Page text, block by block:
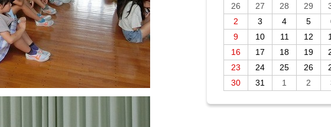
26
27 28 29
2
3 4 5
9
10 11 12
16
17 18 19
23
24 25 26
30
31 1 2